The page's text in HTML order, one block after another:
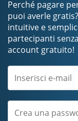
Perché pagare
puoi averle
intuitive e
partecipanti
account gratuito!